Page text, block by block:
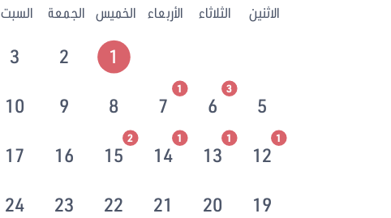
الاثنين الثلاثاء الأربعاء الخميس الجمعة السبت
1
2
3
5
6
3
7
1
8
9
10
12
1
13
1
14
1
15
2
16
17
19
20
21
22
23
24